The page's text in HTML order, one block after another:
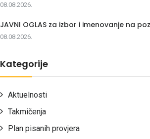
08.08.2026.
JAVNI OGLAS za izbor i imenovanje na
08.08.2026.
Kategorije
Aktuelnosti
Takmičenja
Plan pisanih provjera